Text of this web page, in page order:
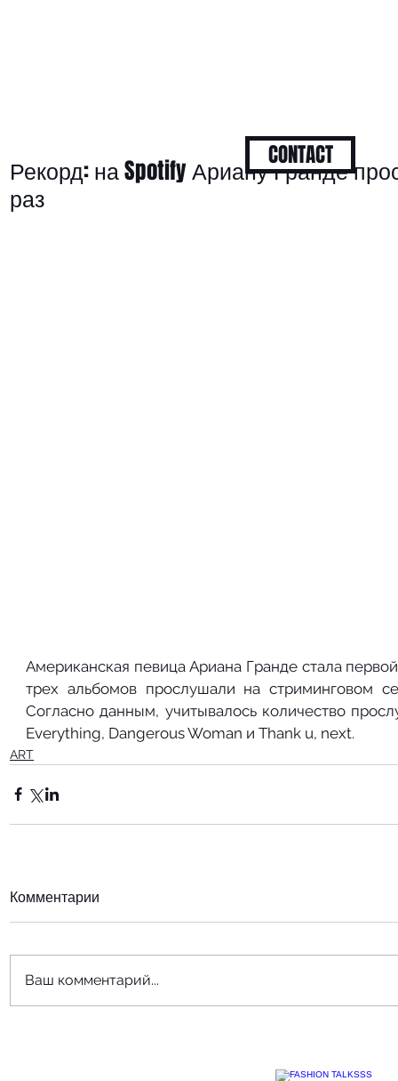
Рекорд: на Spotify Ариану Гранде
раз
Американская певица Ариана Гранде стала
трех альбомов прослушали на стриминговом
Согласно данным, учитывалось количество
Everything, Dangerous Woman и Thank u, next.
ART
Комментарии
Ваш комментарий...
CONTACT